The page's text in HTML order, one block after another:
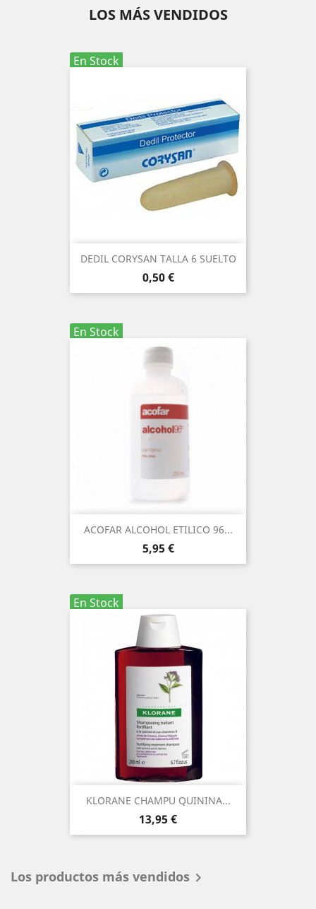
LOS MÁS VENDIDOS
En Stock
DEDIL CORYSAN TALLA 6 SUELTO
Precio
0,50 €
En Stock
ACOFAR ALCOHOL ETILICO 96...
Precio
5,95 €
En Stock
KLORANE CHAMPU QUININA...
Precio
13,95 €
Los productos más vendidos 